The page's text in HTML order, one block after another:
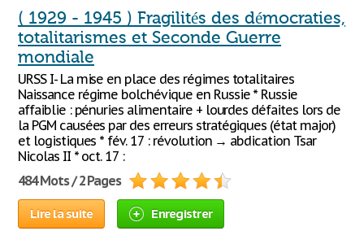
Se connecter
Contactez-nous
( 1929 - 1945 ) Fragilités des démocraties,
totalitarismes et Seconde Guerre
mondiale
URSS I- La mise en place des régimes totalitaires
Naissance régime bolchévique en Russie * Russie
affaiblie : pénuries alimentaire + lourdes défaites lors de
la PGM causées par des erreurs stratégiques (état major)
et logistiques * fév. 17 : révolution → abdication Tsar
Nicolas II * oct. 17 :
484 Mots / 2 Pages
Lire la suite Enregistrer